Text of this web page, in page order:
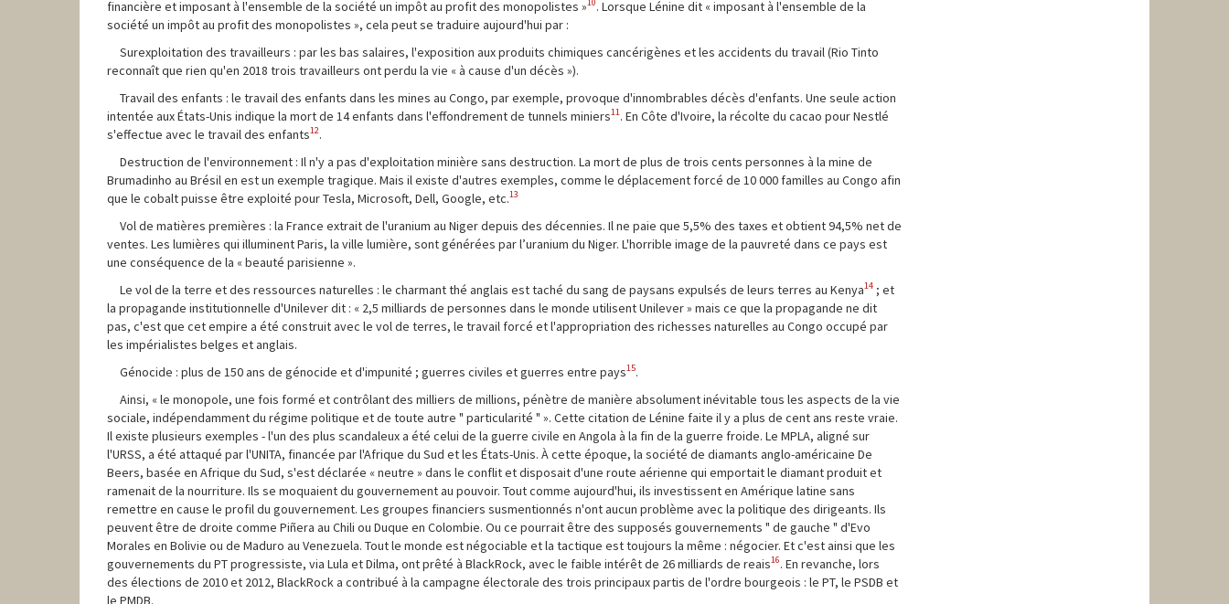
financière et imposant à l'ensemble de la société un impôt au profit des monopolistes »10. Lorsque Lénine dit « imposant à l'ensemble de la
société un impôt au profit des monopolistes », cela peut se traduire aujourd'hui par :
Surexploitation des travailleurs : par les bas salaires, l'exposition aux produits chimiques cancérigènes et les accidents du travail (Rio Tinto
reconnaît que rien qu'en 2018 trois travailleurs ont perdu la vie « à cause d'un décès »).
Travail des enfants : le travail des enfants dans les mines au Congo, par exemple, provoque d'innombrables décès d'enfants. Une seule action
intentée aux États-Unis indique la mort de 14 enfants dans l'effondrement de tunnels miniers11. En Côte d'Ivoire, la récolte du cacao pour Nestlé
s'effectue avec le travail des enfants12.
Destruction de l'environnement : Il n'y a pas d'exploitation minière sans destruction. La mort de plus de trois cents personnes à la mine de
Brumadinho au Brésil en est un exemple tragique. Mais il existe d'autres exemples, comme le déplacement forcé de 10 000 familles au Congo afin
que le cobalt puisse être exploité pour Tesla, Microsoft, Dell, Google, etc.13
Vol de matières premières : la France extrait de l'uranium au Niger depuis des décennies. Il ne paie que 5,5% des taxes et obtient 94,5% net de
ventes. Les lumières qui illuminent Paris, la ville lumière, sont générées par l’uranium du Niger. L'horrible image de la pauvreté dans ce pays est
une conséquence de la « beauté parisienne ».
Le vol de la terre et des ressources naturelles : le charmant thé anglais est taché du sang de paysans expulsés de leurs terres au Kenya14 ; et
la propagande institutionnelle d'Unilever dit : « 2,5 milliards de personnes dans le monde utilisent Unilever » mais ce que la propagande ne dit
pas, c'est que cet empire a été construit avec le vol de terres, le travail forcé et l'appropriation des richesses naturelles au Congo occupé par
les impérialistes belges et anglais.
Génocide : plus de 150 ans de génocide et d'impunité ; guerres civiles et guerres entre pays15.
Ainsi, « le monopole, une fois formé et contrôlant des milliers de millions, pénètre de manière absolument inévitable tous les aspects de la vie
sociale, indépendamment du régime politique et de toute autre " particularité " ». Cette citation de Lénine faite il y a plus de cent ans reste vraie.
Il existe plusieurs exemples - l'un des plus scandaleux a été celui de la guerre civile en Angola à la fin de la guerre froide. Le MPLA, aligné sur
l'URSS, a été attaqué par l'UNITA, financée par l'Afrique du Sud et les États-Unis. À cette époque, la société de diamants anglo-américaine De
Beers, basée en Afrique du Sud, s'est déclarée « neutre » dans le conflit et disposait d'une route aérienne qui emportait le diamant produit et
ramenait de la nourriture. Ils se moquaient du gouvernement au pouvoir. Tout comme aujourd'hui, ils investissent en Amérique latine sans
remettre en cause le profil du gouvernement. Les groupes financiers susmentionnés n'ont aucun problème avec la politique des dirigeants. Ils
peuvent être de droite comme Piñera au Chili ou Duque en Colombie. Ou ce pourrait être des supposés gouvernements " de gauche " d'Evo
Morales en Bolivie ou de Maduro au Venezuela. Tout le monde est négociable et la tactique est toujours la même : négocier. Et c'est ainsi que les
gouvernements du PT progressiste, via Lula et Dilma, ont prêté à BlackRock, avec le faible intérêt de 26 milliards de reais16. En revanche, lors
des élections de 2010 et 2012, BlackRock a contribué à la campagne électorale des trois principaux partis de l'ordre bourgeois : le PT, le PSDB et
le PMDB.